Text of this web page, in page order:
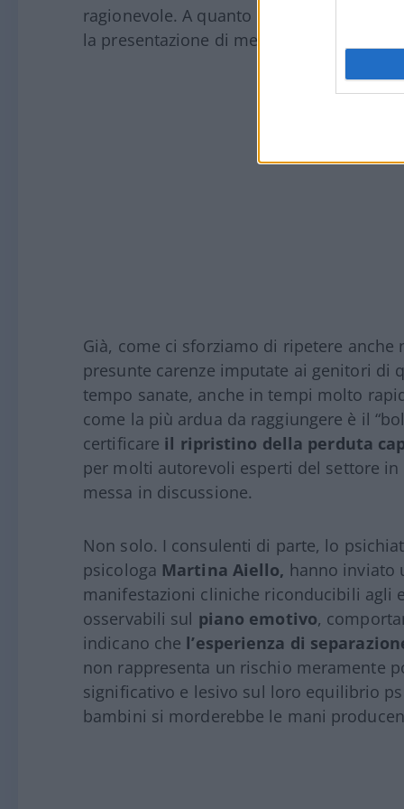
ragionevole. A quanto risulta – conclude
la presentazione di memorie. Manca solo
Già, come ci sforziamo di ripetere
presunte carenze imputate ai genitori di
tempo sanate, anche in tempi molto
come la più ardua da raggiungere è il
certificare il ripristino della perduta
per molti autorevoli esperti del settore
messa in discussione.
Non solo. I consulenti di parte, lo
psicologa Martina Aiello, hanno inviato
manifestazioni cliniche riconducibili agli
osservabili sul piano emotivo,
indicano che l’esperienza di
non rappresenta un rischio meramente
significativo e lesivo sul loro equilibrio
bambini si morderebbe le mani